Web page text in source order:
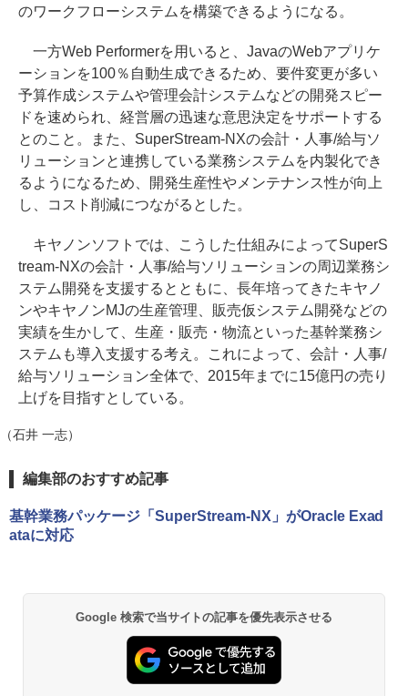
のワークフローシステムを構築できるようになる。
一方Web Performerを用いると、JavaのWebアプリケ
ーションを100％自動生成できるため、要件変更が多い
予算作成システムや管理会計システムなどの開発スピー
ドを速められ、経営層の迅速な意思決定をサポートする
とのこと。また、SuperStream-NXの会計・人事/給与ソ
リューションと連携している業務システムを内製化でき
るようになるため、開発生産性やメンテナンス性が向上
し、コスト削減につながるとした。
キヤノンソフトでは、こうした仕組みによってSuperS
tream-NXの会計・人事/給与ソリューションの周辺業務シ
ステム開発を支援するとともに、長年培ってきたキヤノ
ンやキヤノンMJの生産管理、販売仮システム開発などの
実績を生かして、生産・販売・物流といった基幹業務シ
ステムも導入支援する考え。これによって、会計・人事/
給与ソリューション全体で、2015年までに15億円の売り
上げを目指すとしている。
（石井 一志）
編集部のおすすめ記事
基幹業務パッケージ「SuperStream-NX」がOracle Exad
ataに対応
Google 検索で当サイトの記事を優先表示させる